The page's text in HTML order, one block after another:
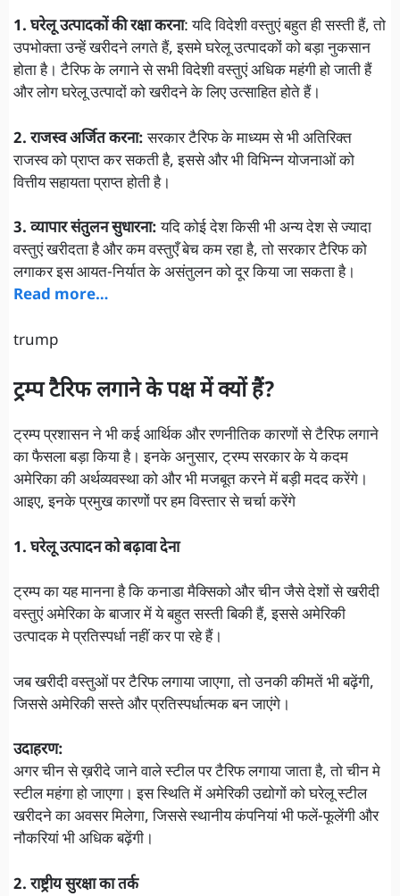
1. घरेलू उत्पादकों की रक्षा करना: यदि विदेशी वस्तुएं बहुत ही सस्ती हैं, तो
उपभोक्ता उन्हें खरीदने लगते हैं, इसमे घरेलू उत्पादकों को बड़ा नुकसान
होता है। टैरिफ के लगाने से सभी विदेशी वस्तुएं अधिक महंगी हो जाती हैं
और लोग घरेलू उत्पादों को खरीदने के लिए उत्साहित होते हैं।
2. राजस्व अर्जित करना:सरकार टैरिफ के माध्यम से भी अतिरिक्त
राजस्व को प्राप्त कर सकती है, इससे और भी विभिन्न योजनाओं को
वित्तीय सहायता प्राप्त होती है।
3. व्यापार संतुलन सुधारना:यदि कोई देश किसी भी अन्य देश से ज्यादा
वस्तुएं खरीदता है और कम वस्तुएँ बेच कम रहा है, तो सरकार टैरिफ को
लगाकर इस आयत-निर्यात के असंतुलन को दूर किया जा सकता है।
Read more…
trump
ट्रम्प टैरिफ लगाने के पक्ष में क्यों हैं?
ट्रम्प प्रशासन ने भी कई आर्थिक और रणनीतिक कारणों से टैरिफ लगाने
का फैसला बड़ा किया है। इनके अनुसार, ट्रम्प सरकार के ये कदम
अमेरिका की अर्थव्यवस्था को और भी मजबूत करने में बड़ी मदद करेंगे।
आइए, इनके प्रमुख कारणों पर हम विस्तार से चर्चा करेंगे
1. घरेलू उत्पादन को बढ़ावा देना
ट्रम्प का यह मानना है कि कनाडा मैक्सिको और चीन जैसे देशों से खरीदी
वस्तुएं अमेरिका के बाजार में ये बहुत सस्ती बिकी हैं, इससे अमेरिकी
उत्पादक मे प्रतिस्पर्धा नहीं कर पा रहे हैं।
जब खरीदी वस्तुओं पर टैरिफ लगाया जाएगा, तो उनकी कीमतें भी बढ़ेंगी,
जिससे अमेरिकी सस्ते और प्रतिस्पर्धात्मक बन जाएंगे।
उदाहरण:
अगर चीन से ख़रीदे जाने वाले स्टील पर टैरिफ लगाया जाता है, तो चीन मे
स्टील महंगा हो जाएगा। इस स्थिति में अमेरिकी उद्योगों को घरेलू स्टील
खरीदने का अवसर मिलेगा, जिससे स्थानीय कंपनियां भी फलें-फूलेंगी और
नौकरियां भी अधिक बढ़ेंगी।
2. राष्ट्रीय सुरक्षा का तर्क